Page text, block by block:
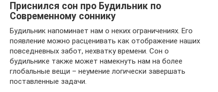
Приснился сон про Будильник по
Современному соннику
Будильник напоминает нам о неких ограничениях. Его
появление можно расценивать как отображение наших
повседневных забот, нехватку времени. Сон о
будильнике также может намекнуть нам на более
глобальные вещи – неумение логически завершать
поставленные задачи.